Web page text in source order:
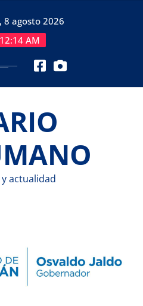
8 agosto 2026
AM
actualidad